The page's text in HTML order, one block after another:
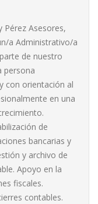
Pérez Asesores,
a Administrativo/a
de nuestro
persona
con orientación al
en una
de
bancarias y
y archivo de
Apoyo en la
fiscales.
contables.